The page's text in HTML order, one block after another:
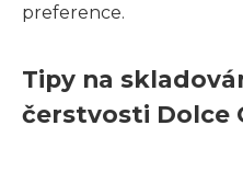
preference.
Tipy na
čerstvosti Dolce